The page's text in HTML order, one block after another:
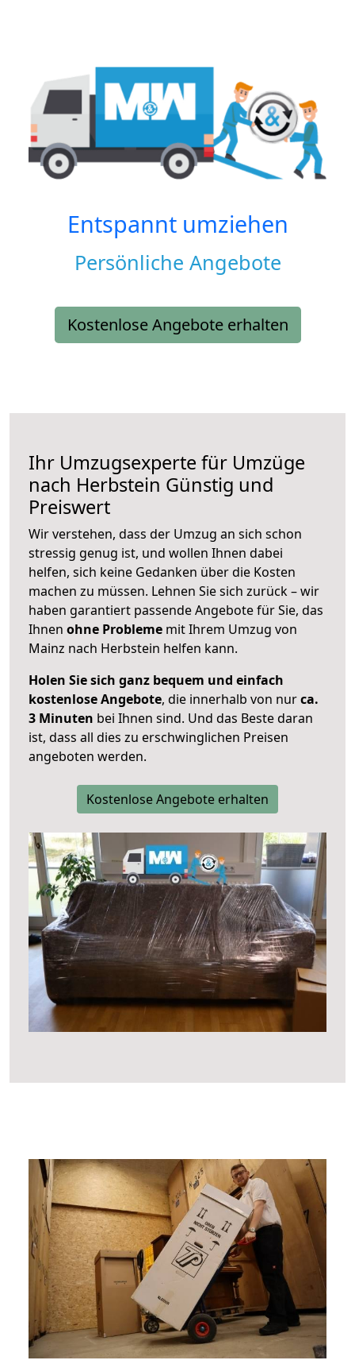
Entspannt umziehen
Persönliche Angebote
Kostenlose Angebote erhalten
Ihr Umzugsexperte für Umzüge
nach Herbstein Günstig und
Preiswert
Wir verstehen, dass der Umzug an sich schon
stressig genug ist, und wollen Ihnen dabei
helfen, sich keine Gedanken über die Kosten
machen zu müssen. Lehnen Sie sich zurück – wir
haben garantiert passende Angebote für Sie, das
Ihnen ohne Probleme mit Ihrem Umzug von
Mainz nach Herbstein helfen kann.
Holen Sie sich ganz bequem und einfach
kostenlose Angebote, die innerhalb von nurca.
3 Minuten bei Ihnen sind. Und das Beste daran
ist, dass all dies zu erschwinglichen Preisen
angeboten werden.
Kostenlose Angebote erhalten